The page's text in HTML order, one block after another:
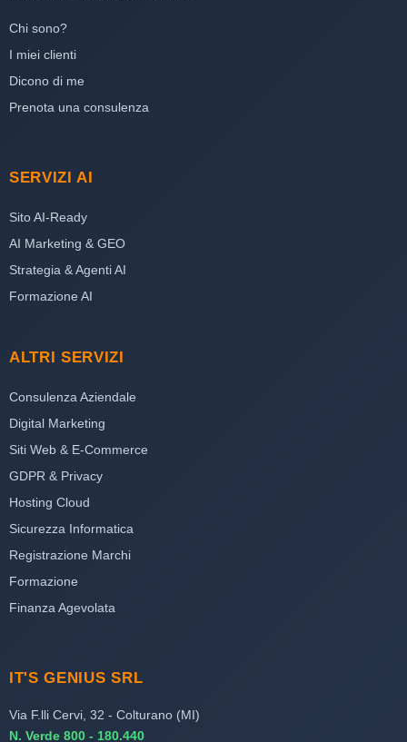
Chi sono?
I miei clienti
Dicono di me
Prenota una consulenza
SERVIZI AI
Sito AI-Ready
AI Marketing & GEO
Strategia & Agenti AI
Formazione AI
ALTRI SERVIZI
Consulenza Aziendale
Digital Marketing
Siti Web & E-Commerce
GDPR & Privacy
Hosting Cloud
Sicurezza Informatica
Registrazione Marchi
Formazione
Finanza Agevolata
IT'S GENIUS SRL
Via F.lli Cervi, 32 - Colturano (MI)
N. Verde 800 - 180.440